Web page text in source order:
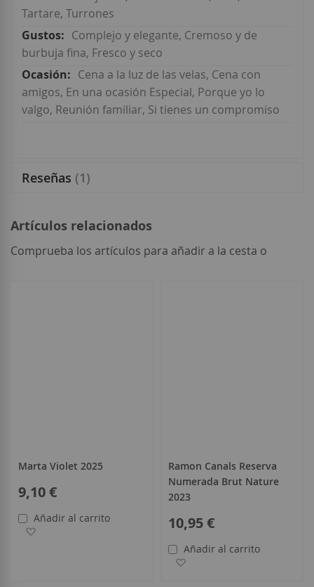
Tartare, Turrones
Complejo y elegante, Cremoso y de
burbuja fina, Fresco y seco
Cena a la luz de las velas, Cena con
amigos, En una ocasión Especial, Porque yo lo
valgo, Reunión familiar, Si tienes un compromiso
Reseñas 1
Artículos relacionados
Comprueba los artículos para añadir a la cesta o
Marta Violet 2025
9,10 €
Añadir al carrito
Ramon Canals Reserva
Numerada Brut Nature
2023
10,95 €
Añadir al carrito